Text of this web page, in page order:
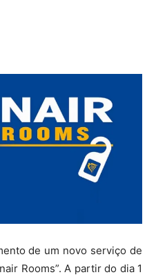
de um novo serviço de
Rooms”. A partir do dia 1